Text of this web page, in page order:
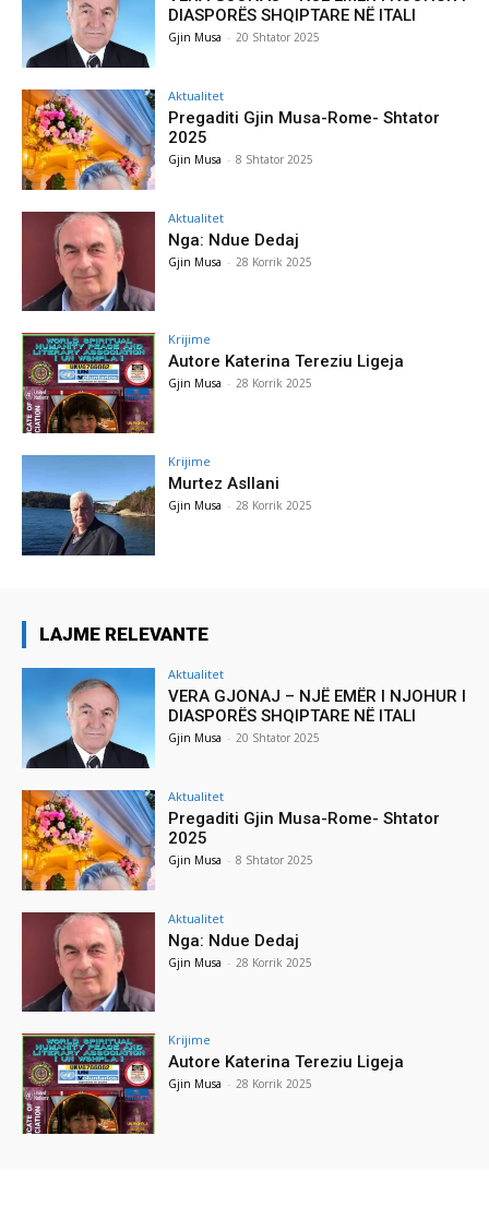
DIASPORËS SHQIPTARE NË ITALI
Gjin Musa - 20 Shtator 2025
Aktualitet
Pregaditi Gjin Musa-Rome- Shtator
2025
Gjin Musa - 8 Shtator 2025
Aktualitet
Nga: Ndue Dedaj
Gjin Musa - 28 Korrik 2025
Krijime
Autore Katerina Tereziu Ligeja
Gjin Musa - 28 Korrik 2025
Krijime
Murtez Asllani
Gjin Musa - 28 Korrik 2025
LAJME RELEVANTE
Aktualitet
VERA GJONAJ – NJË EMËR I NJOHUR I
DIASPORËS SHQIPTARE NË ITALI
Gjin Musa - 20 Shtator 2025
Aktualitet
Pregaditi Gjin Musa-Rome- Shtator
2025
Gjin Musa - 8 Shtator 2025
Aktualitet
Nga: Ndue Dedaj
Gjin Musa - 28 Korrik 2025
Krijime
Autore Katerina Tereziu Ligeja
Gjin Musa - 28 Korrik 2025